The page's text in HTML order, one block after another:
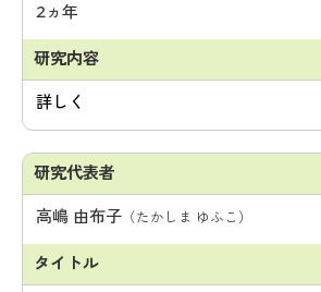
2ヵ年
詳しく
高嶋 由布子 （たかしま ゆふこ）